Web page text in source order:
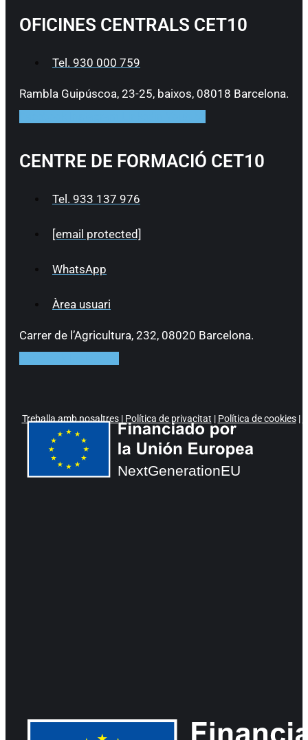
OFICINES CENTRALS CET10
Tel. 930 000 759
Rambla Guipúscoa, 23-25, baixos, 08018 Barcelona.
CENTRE DE FORMACIÓ CET10
Tel. 933 137 976
[email protected]
WhatsApp
Àrea usuari
Carrer de l’Agricultura, 232, 08020 Barcelona.
Treballa amb nosaltres|Política de privacitat | Política de cookies|
NextGenerationEU